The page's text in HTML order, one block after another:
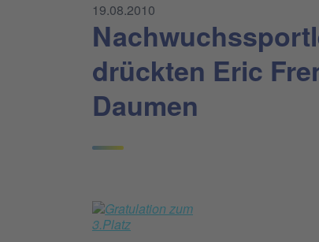
drückten Eric
Daumen
19.08.2010